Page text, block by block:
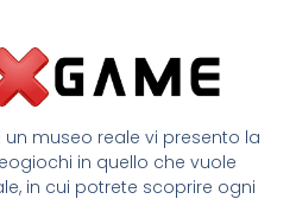
museo reale vi presento la
in quello che vuole
in cui potrete scoprire ogni